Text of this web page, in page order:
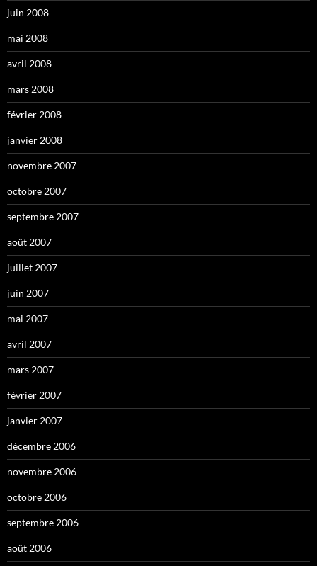
juin 2008
mai 2008
avril 2008
mars 2008
février 2008
janvier 2008
novembre 2007
octobre 2007
septembre 2007
août 2007
juillet 2007
juin 2007
mai 2007
avril 2007
mars 2007
février 2007
janvier 2007
décembre 2006
novembre 2006
octobre 2006
septembre 2006
août 2006